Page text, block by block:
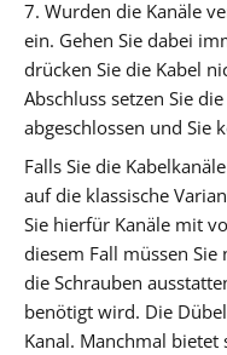
7. Wurden die Kanäle
ein. Gehen Sie dabei
drücken Sie die Kabel
Abschluss setzen Sie
abgeschlossen und Sie
Falls Sie die
auf die klassische
Sie hierfür Kanäle mit
diesem Fall müssen
die Schrauben
benötigt wird. Die
Kanal. Manchmal bietet